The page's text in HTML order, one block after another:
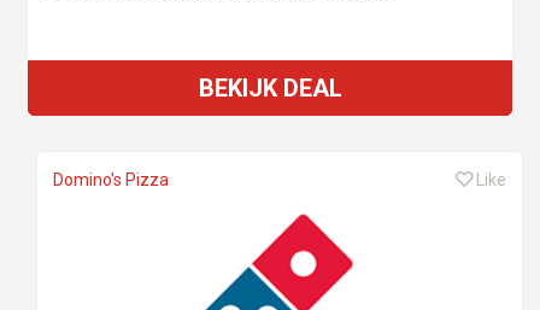
BEKIJK DEAL
Domino's Pizza Like